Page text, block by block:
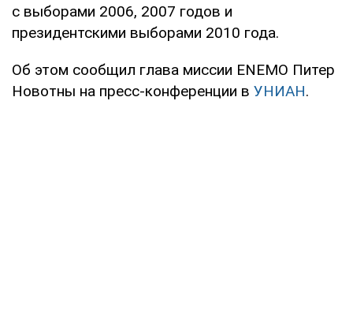
с выборами 2006, 2007 годов и
президентскими выборами 2010 года.
Об этом сообщил глава миссии ENEMO Питер
Новотны на пресс-конференции в УНИАН.